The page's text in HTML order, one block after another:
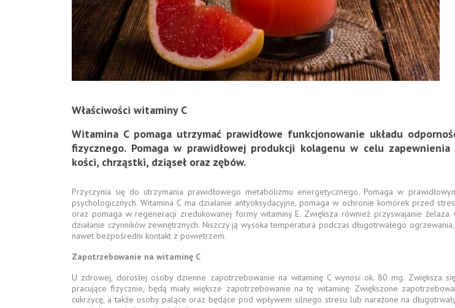
Właściwości witaminy C
Witamina C pomaga utrzymać prawidłowe funkcjonowanie układu
fizycznego. Pomaga w prawidłowej produkcji kolagenu w celu
kości, chrząstki, dziąseł oraz zębów.
Przyczynia się do utrzymania prawidłowego metabolizmu energetycznego. Pomaga w
psychologicznych. Witamina C ma działanie antyoksydacyjne, pomaga w ochronie komórek przed
oraz pomaga w regeneracji zredukowanej formy witaminy E. Zwiększa również przyswajanie
działanie czynników zewnętrznych. Niszczy ją wysoka temperatura podczas długotrwałego
nawet bezpośredni kontakt z powietrzem.
Zapotrzebowanie na witaminę C
U zdrowej, dorosłej osoby dzienne zapotrzebowanie na witaminę C wynosi ok. 80 mg. Zwiększa
pracujące fizycznie, będą miały większe zapotrzebowanie na tę witaminę. Zwiększone
cukrzycę, a także osoby palące oraz będące pod wpływem silnego stresu lub narażone na